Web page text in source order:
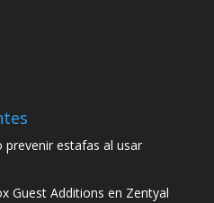
prevenir estafas al usar
Guest Additions en Zentyal